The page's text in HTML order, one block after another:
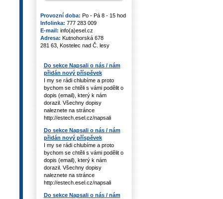
Provozní doba: Po - Pá 8 - 15 hod
Infolinka: 777 283 009
E-mail: info(a)esel.cz
Adresa: Kutnohorská 678
281 63, Kostelec nad Č. lesy
Do sekce Napsali o nás / nám
přidán nový příspěvek
I my se rádi chlubíme a proto
bychom se chtěli s vámi podělit o
dopis (email), který k nám
dorazil. Všechny dopisy
naleznete na stránce
http://estech.esel.cz/napsali
Do sekce Napsali o nás / nám
přidán nový příspěvek
I my se rádi chlubíme a proto
bychom se chtěli s vámi podělit o
dopis (email), který k nám
dorazil. Všechny dopisy
naleznete na stránce
http://estech.esel.cz/napsali
Do sekce Napsali o nás / nám